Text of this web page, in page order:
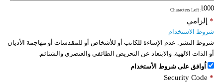
: Characters Left
إلزامي *
شروط الاستخدام
شروط النشر: عدم الإساءة للكاتب أو للأشخاص أو للمقدسات أو مهاجمة الأديان
أو الذات الالهية. والابتعاد عن التحريض الطائفي والعنصري والشتائم.
اُوافق على شروط الأستخدام
Security Code *